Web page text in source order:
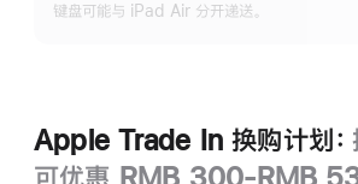
键盘可能与 iPad Air 分开递送。
Apple Trade In 换购计划：
可优惠 RMB 300-RMB